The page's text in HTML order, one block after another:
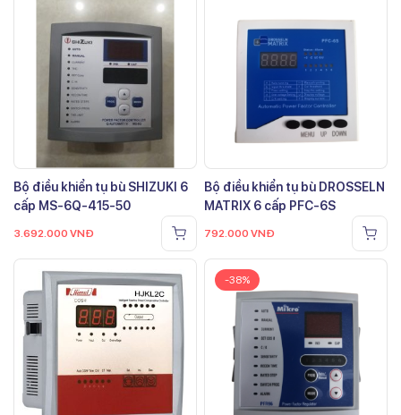
Bộ điều khiển tụ bù SHIZUKI 6
cấp MS-6Q-415-50
3.692.000 VNĐ
Bộ điều khiển tụ bù DROSSELN
MATRIX 6 cấp PFC-6S
792.000 VNĐ
-38%